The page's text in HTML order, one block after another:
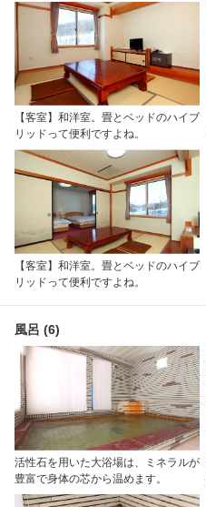
【客室】和洋室。畳とベッドのハイブ
リッドって便利ですよね。
【客室】和洋室。畳とベッドのハイブ
リッドって便利ですよね。
風呂 (6)
活性石を用いた大浴場は、ミネラルが
豊富で身体の芯から温めます。